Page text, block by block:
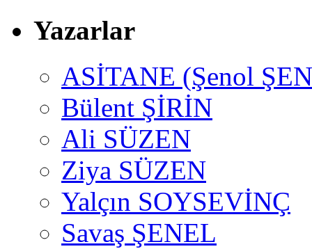
Yazarlar
ASİTANE (Şenol
Bülent ŞİRİN
Ali SÜZEN
Ziya SÜZEN
Yalçın SOYSEVİNÇ
Savaş ŞENEL